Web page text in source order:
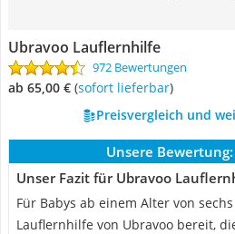
Ubravoo Lauflernhilfe
972 Bewertungen
ab 65,00 € ( Sofort lieferbar)
Preisvergleich und
Unsere Bewertung:
Unser Fazit für Ubravoo
Für Babys ab einem Alter von
Lauflernhilfe von Ubravoo bereit,